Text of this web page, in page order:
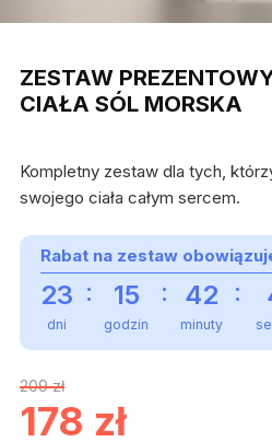
ZESTAW
CIAŁA SÓL MORSKA
Kompletny zestaw dla tych,
swojego ciała całym sercem.
Rabat na zestaw
23
dni
: 15
godzin
: 42
minuty
:
209 zł
178 zł